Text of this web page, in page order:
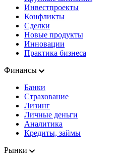
Инвестпроекты
Конфликты
Сделки
Новые продукты
Инновации
Практика бизнеса
Финансы
Банки
Страхование
Лизинг
Личные деньги
Аналитика
Кредиты, займы
Рынки